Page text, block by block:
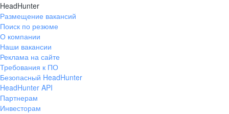
HeadHunter
Размещение вакансий
Поиск по резюме
О компании
Наши вакансии
Реклама на сайте
Требования к ПО
Безопасный HeadHunter
HeadHunter API
Партнерам
Инвесторам